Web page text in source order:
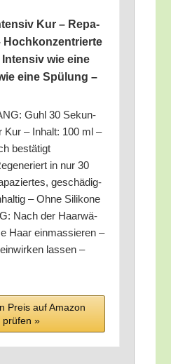
Kur – Repa­
Hoch­kon­zen­trier­te
wie eine
eine Spü­lung –
Guhl 30 Sekun­
Kur – Inhalt: 100 ml –
bestätigt
in nur 30
geschä­dig­
– Ohne Silikone
Nach der Haar­wä­
Haar ein­mas­sie­ren –
las­sen –
Preis auf Ama­zon
prü­fen »